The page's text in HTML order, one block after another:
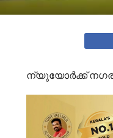
ന്യുയോർക്ക്‌